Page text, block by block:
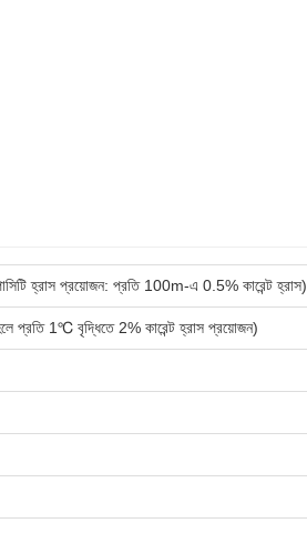
হ্রাস প্রয়োজন: প্রতি 100m-এ 0.5% কারেন্ট হ্রাস)
1℃ বৃদ্ধিতে 2% কারেন্ট হ্রাস প্রয়োজন)